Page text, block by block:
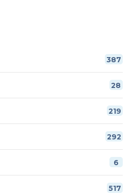
387
28
219
292
6
517